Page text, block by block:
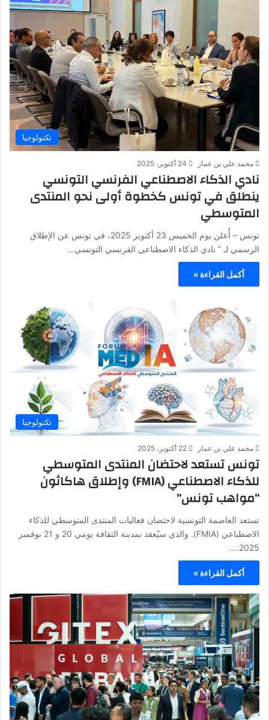
تكنولوجيا
محمد علي بن عمار 24 أكتوبر، 2025
​نادي الذكاء الاصطناعي الفرنسي التونسي
ينطلق في تونس كخطوة أولى نحو المنتدى
المتوسطي
تونس – أُعلن يوم الخميس 23 أكتوبر 2025، في تونس عن الإطلاق
الرسمي لـ ” نادي الذكاء الاصطناعي الفرنسي التونسي…
أكمل القراءة »
تكنولوجيا
محمد علي بن عمار 22 أكتوبر، 2025
تونس تستعد لاحتضان المنتدى المتوسطي
للذكاء الاصطناعي (FMIA) وإطلاق هاكاثون
“مواهب تونس”
تستعد العاصمة التونسية لاحتضان فعاليات المنتدى المتوسطي للذكاء
الاصطناعي (FMIA). والذي سيُعقد بمدينة الثقافة يومي 20 و 21 نوفمبر
2025.…
أكمل القراءة »